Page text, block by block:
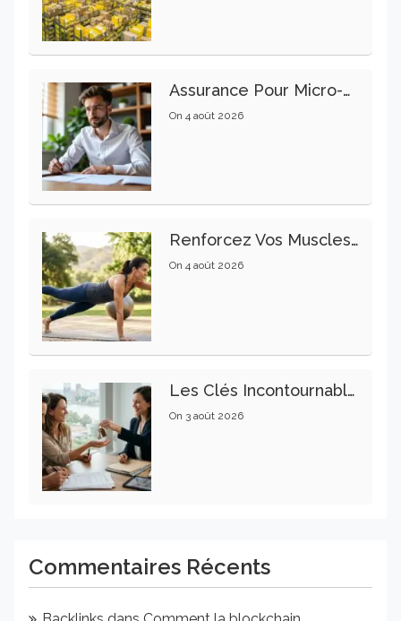
Assurance Pour Micro-Entrepreneur : Les Garanties Essentielles À Connaître
On 4 août 2026
Renforcez Vos Muscles Profonds Pour Apaiser Votre Mal De Dos
On 4 août 2026
Les Clés Incontournables Pour Réussir Vos Transactions Immobilières
On 3 août 2026
Commentaires Récents